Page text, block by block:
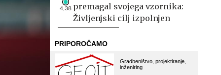
4,38 premagal svojega vzornika:
Življenjski cilj izpolnjen